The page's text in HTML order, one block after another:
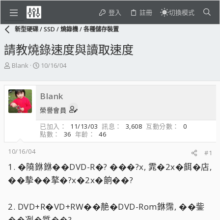
登入 註冊 切換模式
新型硬碟 / SSD / 燒錄機 / 各種儲存裝置
請教燒錄速度與讀取速度
主
發
起
人
Blank
開
日
期
10/16/04
Blank
榮譽會員
已加入
11/13/03 訊息 3,608 互動分數
0
點數
36 年齡
46
10/16/04
#1
1. �隢銝銝��DVD-R�? ���?x, 雿�2x�餌�店,
��摰��摮�?x�2x�餉��?
2. DVD+R�VD+RW��靘�DVD-Rom銝霈, ��鈭